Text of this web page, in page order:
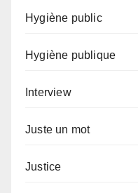
Hygiène public
Hygiène publique
Interview
Juste un mot
Justice